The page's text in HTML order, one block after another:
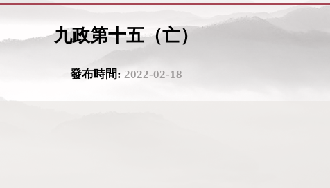
九政第十五（亡）
發布時間: 2022-02-18